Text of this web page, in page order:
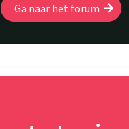
Ga naar het forum